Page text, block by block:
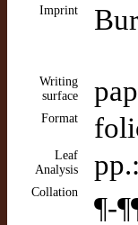
Imprint
Writing
surface
Format
Leaf
Analysis
Collation ¶-